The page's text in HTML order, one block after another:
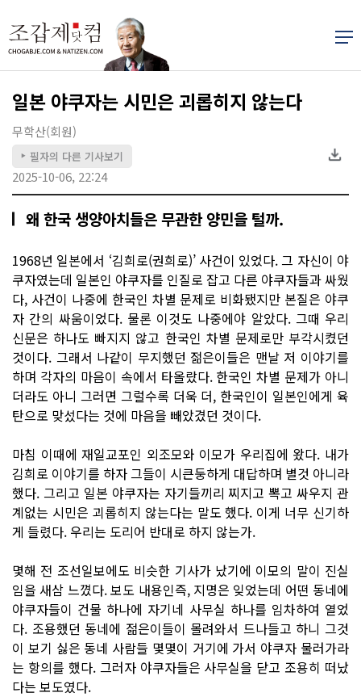
일본 야쿠자는 시민은 괴롭히지 않는다
무학산(회원)
▶ 필자의 다른 기사보기
2025-10-06, 22:24
왜 한국 생양아치들은 무관한 양민을 털까.
1968년 일본에서 ‘김희로(권희로)’ 사건이 있었다. 그 자신이 야
쿠자였는데 일본인 야쿠자를 인질로 잡고 다른 야쿠자들과 싸웠
다, 사건이 나중에 한국인 차별 문제로 비화됐지만 본질은 야쿠
자 간의 싸움이었다. 물론 이것도 나중에야 알았다. 그때 우리
신문은 하나도 빠지지 않고 한국인 차별 문제로만 부각시켰던
것이다. 그래서 나같이 무지했던 젊은이들은 맨날 저 이야기를
하며 각자의 마음이 속에서 타올랐다. 한국인 차별 문제가 아니
더라도 아니 그러면 그럴수록 더욱 더, 한국인이 일본인에게 육
탄으로 맞섰다는 것에 마음을 빼았겼던 것이다.
마침 이때에 재일교포인 외조모와 이모가 우리집에 왔다. 내가
김희로 이야기를 하자 그들이 시큰둥하게 대답하며 별것 아니라
했다. 그리고 일본 야쿠자는 자기들끼리 찌지고 뽁고 싸우지 관
계없는 시민은 괴롭히지 않는다는 말도 했다. 이게 너무 신기하
게 들렸다. 우리는 도리어 반대로 하지 않는가.
몇해 전 조선일보에도 비슷한 기사가 났기에 이모의 말이 진실
임을 새삼 느꼈다. 보도 내용인즉, 지명은 잊었는데 어떤 동네에
야쿠자들이 건물 하나에 자기네 사무실 하나를 임차하여 열었
다. 조용했던 동네에 젊은이들이 몰려와서 드나들고 하니 그것
이 보기 싫은 동네 사람들 몇몇이 거기에 가서 야쿠자 물러가라
는 항의를 했다. 그러자 야쿠자들은 사무실을 닫고 조용히 떠났
다는 보도였다.